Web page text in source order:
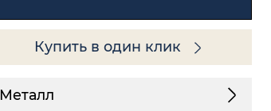
Купить в один клик
Металл